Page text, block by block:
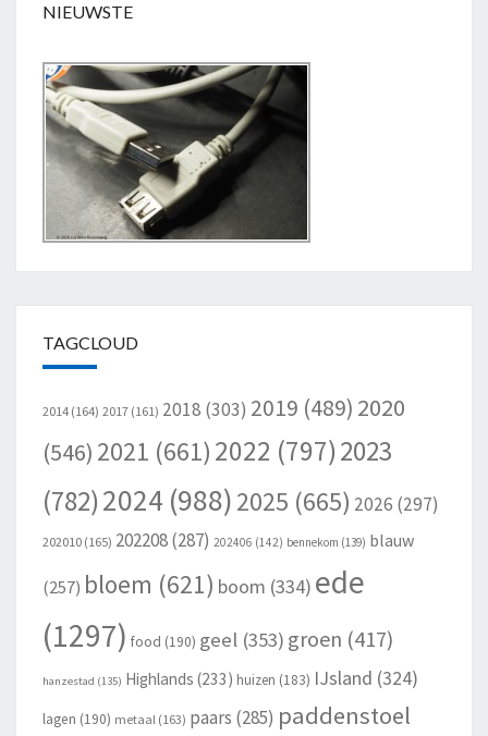
NIEUWSTE
TAGCLOUD
2014 (164) 2017 (161) 2018 (303) 2019 (489) 2020
(546) 2021 (661) 2022 (797)2023
(782)2024 (988) 2025 (665) 2026 (297)
202010 (165) 202208(287) 202406 (142) bennekom (139) blauw
(257) bloem (621) boom (334) ede
(1297) food (190) geel (353) groen (417)
hanzestad (135) Highlands (233) huizen (183) IJsland (324)
lagen (190) metaal (163) paars (285) paddenstoel